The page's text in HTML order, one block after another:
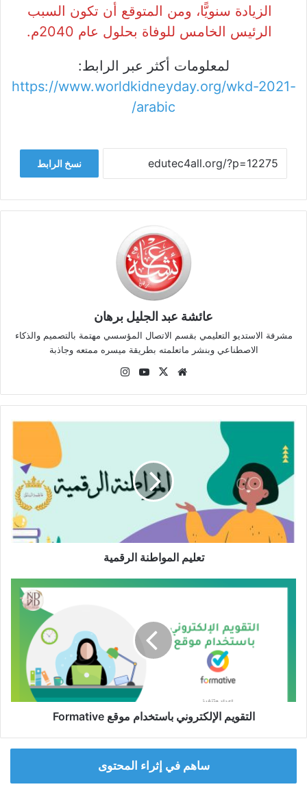
الزيادة سنويًّا، ومن المتوقع أن تكون السبب
الرئيس الخامس للوفاة بحلول عام 2040م.
لمعلومات أكثر عبر الرابط:
https://www.worldkidneyday.org/wkd-2021-
arabic/
نسخ الرابط
عائشة عبد الجليل برهان
مشرفة الاستديو التعليمي بقسم الاتصال المؤسسي مهتمة بالتصميم والذكاء
الاصطناعي وبنشر ماتعلمته بطريقة ميسره ممتعه وجاذبة
موقع
‫X
‫YouTube
تعليم
الرقمية
تعليم المواطنة الرقمية
التقويم
التقويم الإلكتروني باستخدام موقع Formative
ساهم في إثراء المحتوى